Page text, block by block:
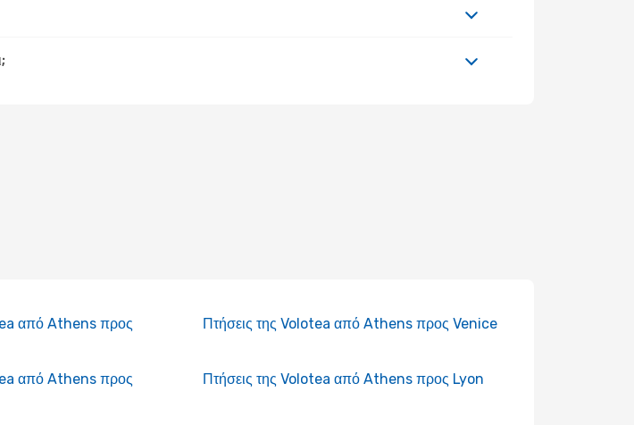
από Athens προς
Πτήσεις της Volotea από Athens προς Venice
από Athens προς
Πτήσεις της Volotea από Athens προς Lyon